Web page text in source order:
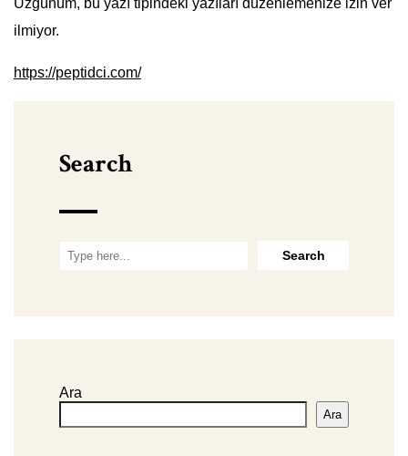
Üzgünüm, bu yazı tipindeki yazıları düzenlemenize izin ver
ilmiyor.
https://peptidci.com/
Search
Ara
Ara